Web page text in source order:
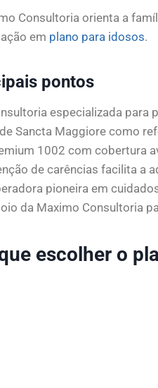
Consultoria orienta a
em plano para idosos.
pontos
especializada para
Sancta Maggiore como
1002 com cobertura
de carências facilita a
pioneira em
da Maximo Consultoria
escolher o